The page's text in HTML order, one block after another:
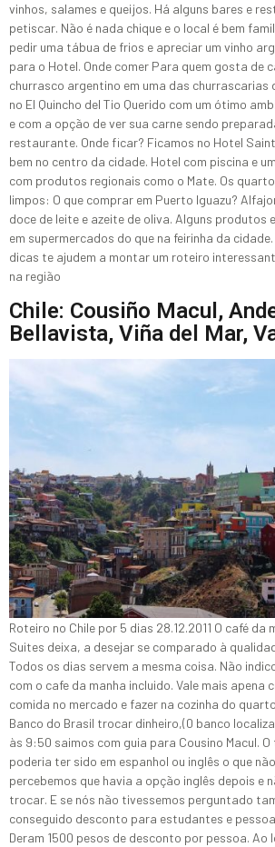
vinhos, salames e queijos. Há alguns bares e
petiscar. Não é nada chique e o local é bem
pedir uma tábua de frios e apreciar um vinho
para o Hotel. Onde comer Para quem gosta de
churrasco argentino em uma das churrascarias
no El Quincho del Tio Querido com um ótimo
e com a opção de ver sua carne sendo
restaurante. Onde ficar? Ficamos no Hotel
bem no centro da cidade. Hotel com piscina e
com produtos regionais como o Mate. Os
limpos: O que comprar em Puerto Iguazu?
doce de leite e azeite de oliva. Alguns produtos
em supermercados do que na feirinha da
dicas te ajudem a montar um roteiro
na região
Chile: Cousiño Macul,
Bellavista, Viña del Mar,
Roteiro no Chile por 5 dias 28.12.2011 O café da
Suites deixa, a desejar se comparado à
Todos os dias servem a mesma coisa. Não
com o cafe da manha incluido. Vale mais apena
comida no mercado e fazer na cozinha do
Banco do Brasil trocar dinheiro,(0 banco
às 9:50 saimos com guia para Cousino Macul.
poderia ter sido em espanhol ou inglês o que
percebemos que havia a opção inglês depois e
trocar. E se nós não tivessemos perguntado
conseguido desconto para estudantes e
Deram 1500 pesos de desconto por pessoa. Ao